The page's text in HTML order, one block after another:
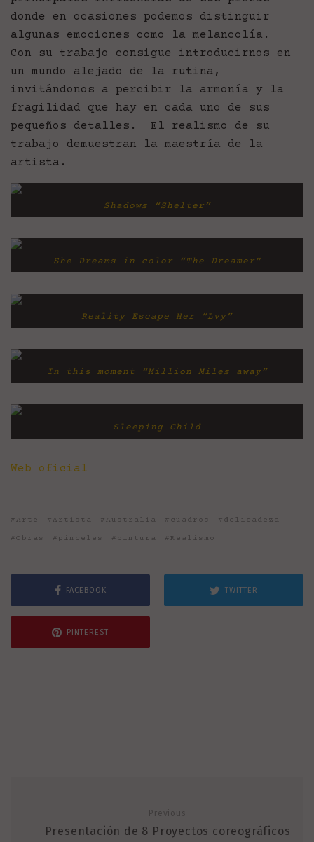
donde en ocasiones podemos distinguir
algunas emociones como la melancolía.
Con su trabajo consigue introducirnos en
un mundo alejado de la rutina,
invitándonos a percibir la armonía y la
fragilidad que hay en cada uno de sus
pequeños detalles. El realismo de su
trabajo demuestran la maestría de la
artista.
Shadows “Shelter”
She Dreams in color “The Dreamer”
Reality Escape Her “Lvy”
In this moment “Million Miles away”
Sleeping Child
Web oficial
Arte Artista Australia cuadros
delicadeza
Obras
pinceles pintura Realismo
FACEBOOK TWITTER
PINTEREST
Previous
Presentación de 8 Proyectos coreográficos